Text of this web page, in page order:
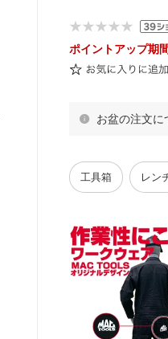
ポイントアップ期
お盆の注文に
工具箱 レン